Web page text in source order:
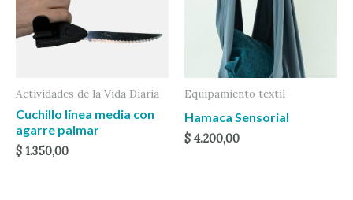
Actividades de la Vida Diaria
Cuchillo línea media con
agarre palmar
$ 1.350,00
Equipamiento textil
Hamaca Sensorial
$ 4.200,00